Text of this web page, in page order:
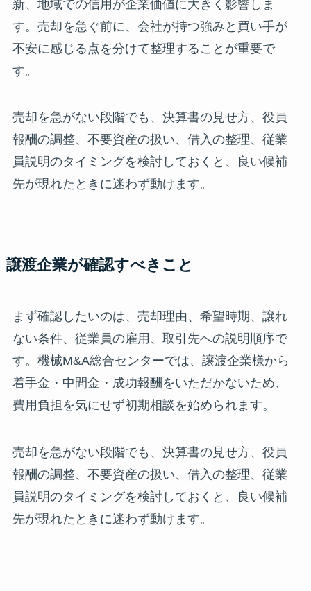
新、地域での信用が企業価値に大きく影響しま
す。売却を急ぐ前に、会社が持つ強みと買い手が
不安に感じる点を分けて整理することが重要で
す。
売却を急がない段階でも、決算書の見せ方、役員
報酬の調整、不要資産の扱い、借入の整理、従業
員説明のタイミングを検討しておくと、良い候補
先が現れたときに迷わず動けます。
譲渡企業が確認すべきこと
まず確認したいのは、売却理由、希望時期、譲れ
ない条件、従業員の雇用、取引先への説明順序で
す。機械M&A総合センターでは、譲渡企業様から
着手金・中間金・成功報酬をいただかないため、
費用負担を気にせず初期相談を始められます。
売却を急がない段階でも、決算書の見せ方、役員
報酬の調整、不要資産の扱い、借入の整理、従業
員説明のタイミングを検討しておくと、良い候補
先が現れたときに迷わず動けます。